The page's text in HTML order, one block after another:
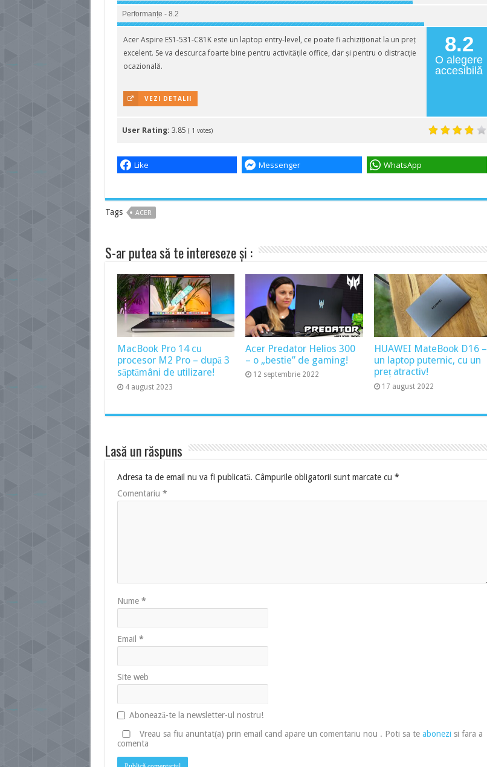
Performanțe - 8.2
8.2
O alegere
accesibilă
Acer Aspire ES1-531-C81K este un laptop entry-level, ce poate fi achiziționat la un preț
excelent. Se va descurca foarte bine pentru activitățile office, dar și pentru o distracție
ocazională.
VEZI DETALII
User Rating: 3.85 ( 1 votes)
Like Messenger WhatsApp
Tags ACER
S-ar putea să te intereseze și :
MacBook Pro 14 cu
procesor M2 Pro – după 3
săptămâni de utilizare!
4 august 2023
Acer Predator Helios 300
– o „bestie” de gaming!
12 septembrie 2022
HUAWEI MateBook D16 –
un laptop puternic, cu un
preț atractiv!
17 august 2022
Lasă un răspuns
Adresa ta de email nu va fi publicată. Câmpurile obligatorii sunt marcate cu *
Comentariu *
Nume *
Email *
Site web
Abonează-te la newsletter-ul nostru!
Vreau sa fiu anuntat(a) prin email cand apare un comentariu nou . Poti sa te abonezi si fara a
comenta